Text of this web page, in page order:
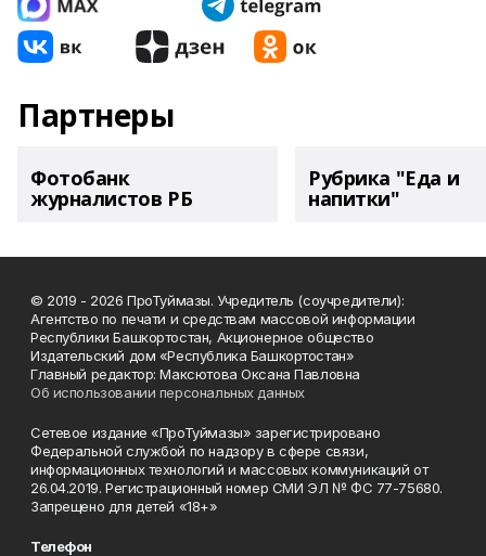
Партнеры
Фотобанк
журналистов РБ
Рубрика "Еда и
напитки"
© 2019 - 2026 ПроТуймазы. Учредитель (соучредители):
Агентство по печати и средствам массовой информации
Республики Башкортостан, Акционерное общество
Издательский дом «Республика Башкортостан»
Главный редактор: Максютова Оксана Павловна
Об использовании персональных данных
Сетевое издание «ПроТуймазы» зарегистрировано
Федеральной службой по надзору в сфере связи,
информационных технологий и массовых коммуникаций от
26.04.2019. Регистрационный номер СМИ ЭЛ № ФС 77-75680.
Запрещено для детей «18+»
Телефон